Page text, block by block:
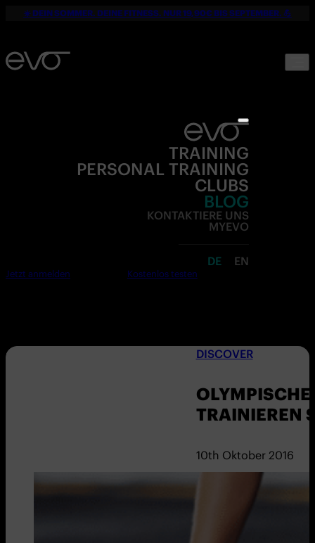
☀️ DEIN SOMMER. DEINE FITNESS. NUR 19,90€ BIS SEPTEMBER. 💪
TRAINING
PERSONAL TRAINING
CLUBS
BLOG
KONTAKTIERE UNS
MYEVO
DE EN
Jetzt anmelden Kostenlos testen
DISCOVER
TRAINIEREN
10th Oktober 2016